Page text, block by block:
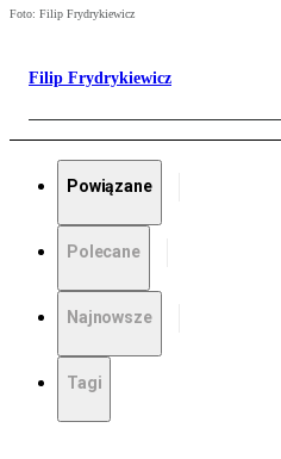
Foto: Filip Frydrykiewicz
Filip Frydrykiewicz
Powiązane
Polecane
Najnowsze
Tagi